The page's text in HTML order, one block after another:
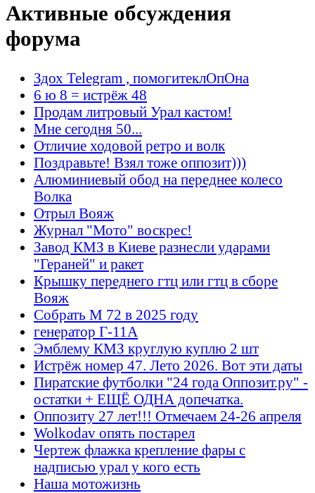
Активные обсуждения
форума
Здох Telegram , помогитеклОпОна
6 ю 8 = истрёж 48
Продам литровый Урал кастом!
Мне сегодня 50...
Отличие ходовой ретро и волк
Поздравьте! Взял тоже оппозит)))
Алюминиевый обод на переднее колесо
Волка
Отрыл Вояж
Журнал "Мото" воскрес!
Завод КМЗ в Киеве разнесли ударами
"Гераней" и ракет
Крышку переднего гтц или гтц в сборе
Вояж
Собрать М 72 в 2025 году
генератор Г-11А
Эмблему КМЗ круглую куплю 2 шт
Истрёж номер 47. Лето 2026. Вот эти даты
Пиратские футболки "24 года Оппозит.ру" -
остатки + ЕЩЁ ОДНА допечатка.
Оппозиту 27 лет!!! Отмечаем 24-26 апреля
Wolkodav опять постарел
Чертеж флажка крепление фары с
надписью урал у кого есть
Наша мотожизнь